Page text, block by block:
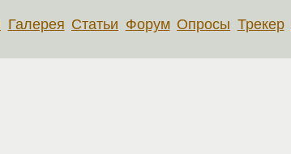
Галерея Статьи Форум Опросы Трекер